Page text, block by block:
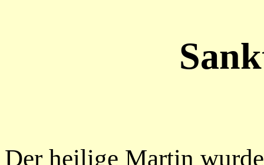
Der heilige Martin